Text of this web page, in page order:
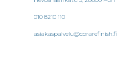
010 8210 110
asiakaspalvelu@corarefinish.fi